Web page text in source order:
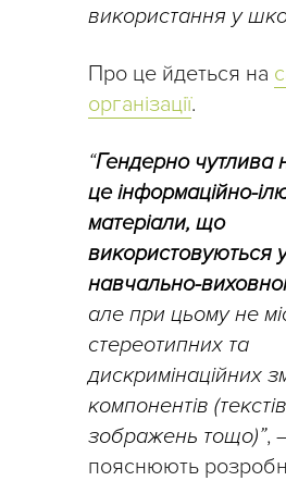
використання у
Про це йдеться на
організації.
“Гендерно чутлива
це інформаційно-
матеріали, що
використовуються
навчально-
але при цьому не
стереотипних та
дискримінаційних
компонентів
зображень тощо)”,
пояснюють